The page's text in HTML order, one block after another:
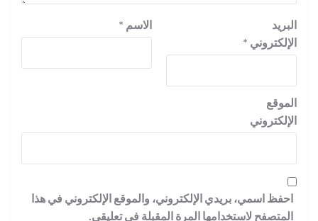
الاسم *
البريد
الإلكتروني *
الموقع
الإلكتروني
احفظ اسمي، بريدي الإلكتروني، والموقع الإلكتروني في هذا
المتصفح لاستخدامها المرة المقبلة في تعليقي.